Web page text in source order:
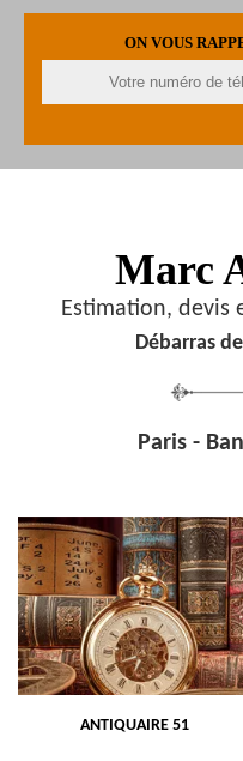
ON VOUS
Marc
Estimation, devis
Débarras
Paris -
ANTIQUAIRE 51